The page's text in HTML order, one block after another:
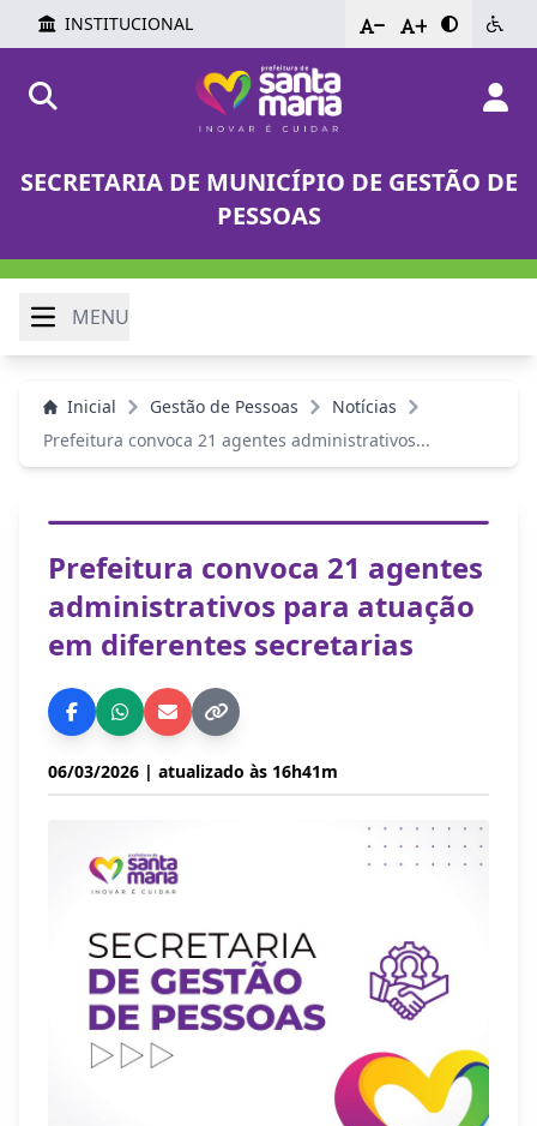
INSTITUCIONAL - +
SECRETARIA DE MUNICÍPIO DE GESTÃO DE
PESSOAS
MENU
Inicial Gestão de Pessoas
Notícias
Prefeitura convoca 21 agentes administrativos...
Prefeitura convoca 21 agentes
administrativos para atuação
em diferentes secretarias
06/03/2026 | atualizado às 16h41m